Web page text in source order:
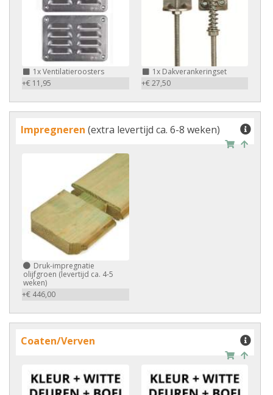
1xVentilatieroosters
+€ 11,95
1xDakverankeringset
+€ 27,50
Impregneren (extra levertijd ca. 6-8 weken)
Druk-impregnatie
olijfgroen (levertijd ca. 4-5
weken)
+€ 446,00
Coaten/Verven